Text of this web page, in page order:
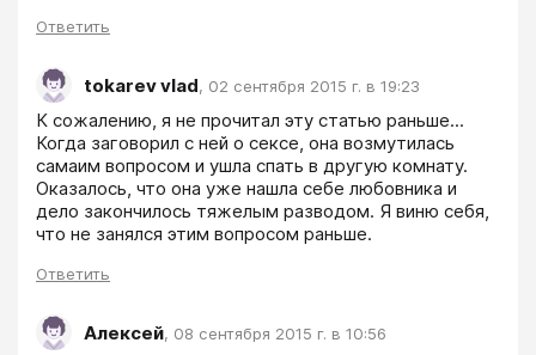
Ответить
tokarev vlad, 02 сентября 2015 г. в 19:23
К сожалению, я не прочитал эту статью раньше...
Когда заговорил с ней о сексе, она возмутилась
самаим вопросом и ушла спать в другую комнату.
Оказалось, что она уже нашла себе любовника и
дело закончилось тяжелым разводом. Я виню себя,
что не занялся этим вопросом раньше.
Ответить
Алексей, 08 сентября 2015 г. в 10:56